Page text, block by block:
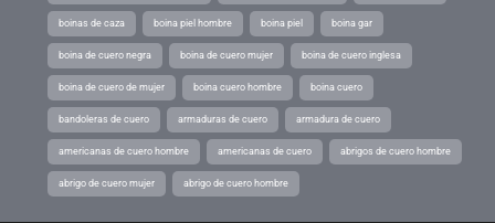
boinas de caza boina piel hombre boina piel boina gar
boina de cuero negra boina de cuero mujer boina de cuero inglesa
boina de cuero de mujer boina cuero hombre boina cuero
bandoleras de cuero armaduras de cuero armadura de cuero
americanas de cuero hombre americanas de cuero abrigos de cuero hombre
abrigo de cuero mujer abrigo de cuero hombre